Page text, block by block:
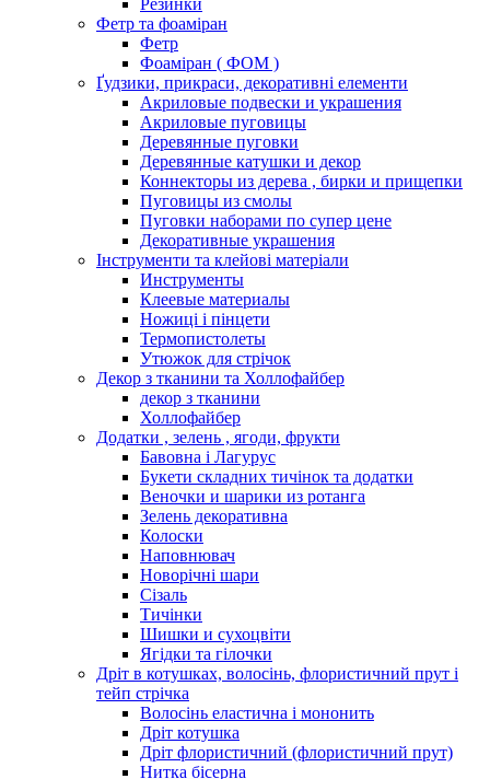
Резинки
Фетр та фоаміран
Фетр
Фоаміран ( ФОМ )
Ґудзики, прикраси, декоративні елементи
Акриловые подвески и украшения
Акриловые пуговицы
Деревянные пуговки
Деревянные катушки и декор
Коннекторы из дерева , бирки и прищепки
Пуговицы из смолы
Пуговки наборами по супер цене
Декоративные украшения
Інструменти та клейові матеріали
Инструменты
Клеевые материалы
Ножиці і пінцети
Термопистолеты
Утюжок для стрічок
Декор з тканини та Холлофайбер
декор з тканини
Холлофайбер
Додатки , зелень , ягоди, фрукти
Бавовна і Лагурус
Букети складних тичінок та додатки
Веночки и шарики из ротанга
Зелень декоративна
Колоски
Наповнювач
Новорічні шари
Сізаль
Тичінки
Шишки и сухоцвіти
Ягідки та гілочки
Дріт в котушках, волосінь, флористичний прут і
тейп стрічка
Волосінь еластична і мононить
Дріт котушка
Дріт флористичний (флористичний прут)
Нитка бісерна